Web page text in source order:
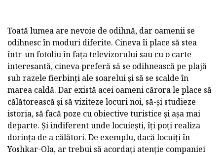
Toată lumea are nevoie de odihnă, dar oamenii se
odihnesc în moduri diferite. Cineva îi place să stea
într-un fotoliu în fața televizorului sau cu o carte
interesantă, cineva preferă să se odihnească pe plajă
sub razele fierbinți ale soarelui și să se scalde în
marea caldă. Dar există acei oameni cărora le place să
călătorească și să viziteze locuri noi, să-și studieze
istoria, să facă poze cu obiective turistice și așa mai
departe. Și indiferent unde locuiești, îți poți realiza
dorința de a călători. De exemplu, dacă locuiți în
Yoshkar-Ola, ar trebui să acordați atenție companiei